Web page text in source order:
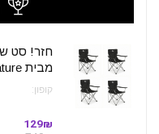
מבית GoNature
קופון:
129₪